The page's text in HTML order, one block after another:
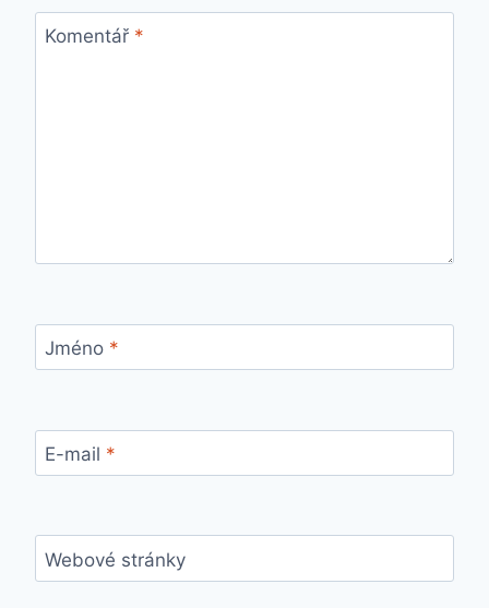
Komentář *
Jméno *
E-mail *
Webové stránky